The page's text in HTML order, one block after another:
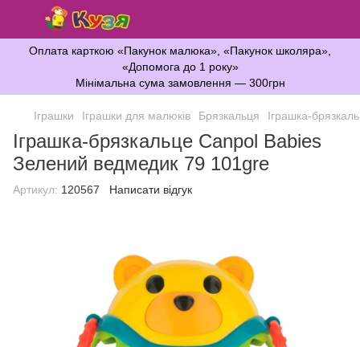
Оплата карткою «Пакунок малюка», «Пакунок школяра»,
«Допомога до 1 року»
Мінімальна сума замовлення — 300грн
Іграшки Іграшки для малюків Брязкальця Іграшка-
Іграшка-брязкальце Canpol Babies
Зелений ведмедик 79 101gre
Артикул: 120567 Написати відгук